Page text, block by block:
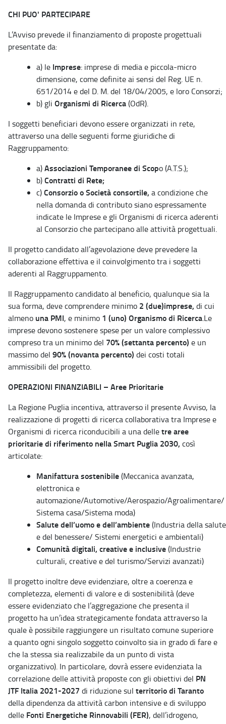
CHI PUO' PARTECIPARE
L’Avviso prevede il finanziamento di proposte progettuali
presentate da:
a) le Imprese: imprese di media e piccola-micro
dimensione, come definite ai sensi del Reg. UE n.
651/2014 e del D. M. del 18/04/2005, e loro Consorzi;
b) gli Organismi di Ricerca(OdR).
I soggetti beneficiari devono essere organizzati in rete,
attraverso una delle seguenti forme giuridiche di
Raggruppamento:
a)Associazioni Temporanee di Scopo (A.T.S.);
b)Contratti di Rete;
c)Consorzio o Società consortile, a condizione che
nella domanda di contributo siano espressamente
indicate le Imprese e gli Organismi di ricerca aderenti
al Consorzio che partecipano alle attività progettuali.
Il progetto candidato all’agevolazione deve prevedere la
collaborazione effettiva e il coinvolgimento tra i soggetti
aderenti al Raggruppamento.
Il Raggruppamento candidato al beneficio, qualunque sia la
sua forma, deve comprendere minimo 2 (due)imprese, di cui
almeno una PMI, e minimo 1 (uno) Organismo di Ricerca.Le
imprese devono sostenere spese per un valore complessivo
compreso tra un minimo del 70% (settanta percento) e un
massimo del 90% (novanta percento) dei costi totali
ammissibili del progetto.
OPERAZIONI FINANZIABILI – Aree Prioritarie
La Regione Puglia incentiva, attraverso il presente Avviso, la
realizzazione di progetti di ricerca collaborativa tra Imprese e
Organismi di ricerca riconducibili a una delletre aree
prioritarie di riferimento nella Smart Puglia 2030, così
articolate:
Manifattura sostenibile(Meccanica avanzata,
elettronica e
automazione/Automotive/Aerospazio/Agroalimentare/
Sistema casa/Sistema moda)
Salute dell’uomo e dell’ambiente(Industria della salute
e del benessere/ Sistemi energetici e ambientali)
Comunità digitali, creative e inclusive(Industrie
culturali, creative e del turismo/Servizi avanzati)
Il progetto inoltre deve evidenziare, oltre a coerenza e
completezza, elementi di valore e di sostenibilità (deve
essere evidenziato che l’aggregazione che presenta il
progetto ha un’idea strategicamente fondata attraverso la
quale è possibile raggiungere un risultato comune superiore
a quanto ogni singolo soggetto coinvolto sia in grado di fare e
che la stessa sia realizzabile da un punto di vista
organizzativo). In particolare, dovrà essere evidenziata la
correlazione delle attività proposte con gli obiettivi del PN
JTF Italia 2021-2027 di riduzione sul territorio di Taranto
della dipendenza da attività carbon intensive e di sviluppo
delle Fonti Energetiche Rinnovabili (FER), dell’idrogeno,